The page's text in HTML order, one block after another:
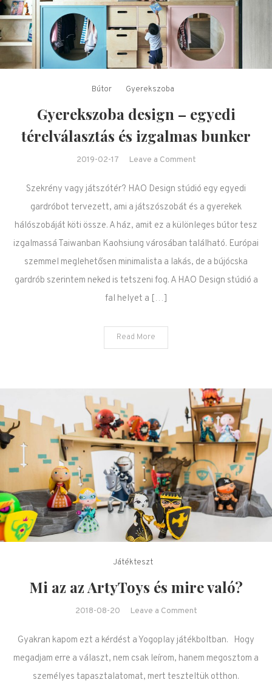
Bútor Gyerekszoba
Gyerekszoba design – egyedi
térelválasztás és izgalmas bunker
2019-02-17 Leave a Comment
térelválasztás és
izgalmas bunker
Szekrény vagy játszótér? HAO Design stúdió egy egyedi
gardróbot tervezett, ami a játszószobát és a gyerekek
hálószobáját köti össze. A ház, amit ez a különleges bútor tesz
izgalmassá Taiwanban Kaohsiung városában található. Európai
szemmel meglehetősen minimalista a lakás, de a bújócska
gardrób szerintem neked is tetszeni fog. A HAO Design stúdió a
fal helyet a […]
Read More
Játékteszt
Mi az az ArtyToys és mire való?
2018-08-20 Leave a Comment
való?
Gyakran kapom ezt a kérdést a Yogoplay játékboltban. Hogy
megadjam erre a választ, nem csak leírom, hanem megosztom a
személyes tapasztalatomat, mert teszteltük otthon.